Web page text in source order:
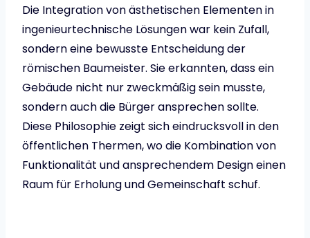
Die Integration von ästhetischen Elementen in
ingenieurtechnische Lösungen war kein Zufall,
sondern eine bewusste Entscheidung der
römischen Baumeister. Sie erkannten, dass ein
Gebäude nicht nur zweckmäßig sein musste,
sondern auch die Bürger ansprechen sollte.
Diese Philosophie zeigt sich eindrucksvoll in den
öffentlichen Thermen, wo die Kombination von
Funktionalität und ansprechendem Design einen
Raum für Erholung und Gemeinschaft schuf.